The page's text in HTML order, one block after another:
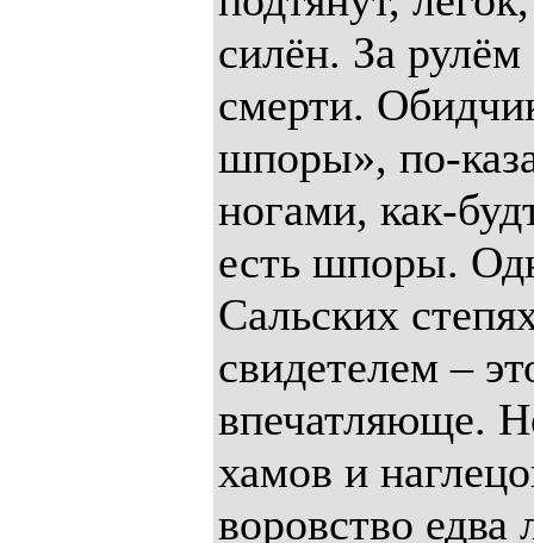
силён. За рулём
смерти.
шпоры», по-
ногами, как-
есть шпоры.
Сальских
свидетелем –
впечатляюще.
хамов и
воровство